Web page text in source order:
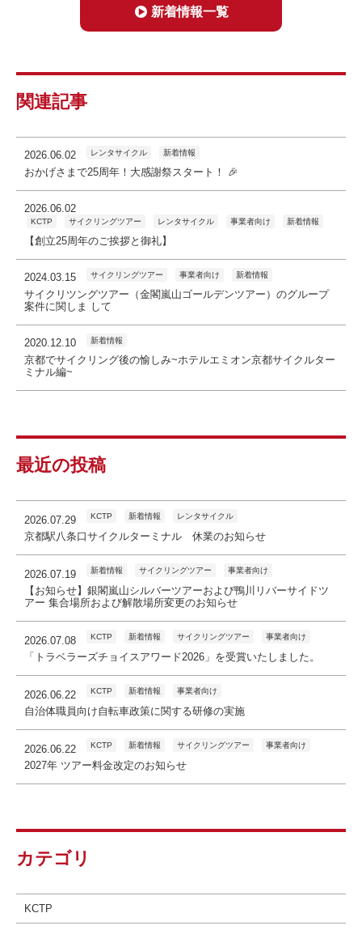
新着情報一覧
関連記事
2026.06.02 レンタサイクル 新着情報
おかげさまで25周年！大感謝祭スタート！ 🎉
2026.06.02
KCTP サイクリングツアー レンタサイクル 事業者向け 新着情報
【創立25周年のご挨拶と御礼】
2024.03.15 サイクリングツアー 事業者向け 新着情報
サイクリツングツアー（金閣嵐山ゴールデンツアー）のグループ
案件に関しま して
2020.12.10 新着情報
京都でサイクリング後の愉しみ~ホテルエミオン京都サイクルター
ミナル編~
最近の投稿
2026.07.29 KCTP 新着情報 レンタサイクル
京都駅八条口サイクルターミナル 休業のお知らせ
2026.07.19 新着情報 サイクリングツアー 事業者向け
【お知らせ】銀閣嵐山シルバーツアーおよび鴨川リバーサイドツ
アー 集合場所および解散場所変更のお知らせ
2026.07.08 KCTP 新着情報 サイクリングツアー 事業者向け
「トラベラーズチョイスアワード2026」を受賞いたしました。
2026.06.22 KCTP 新着情報 事業者向け
自治体職員向け自転車政策に関する研修の実施
2026.06.22 KCTP 新着情報 サイクリングツアー 事業者向け
2027年 ツアー料金改定のお知らせ
カテゴリ
KCTP